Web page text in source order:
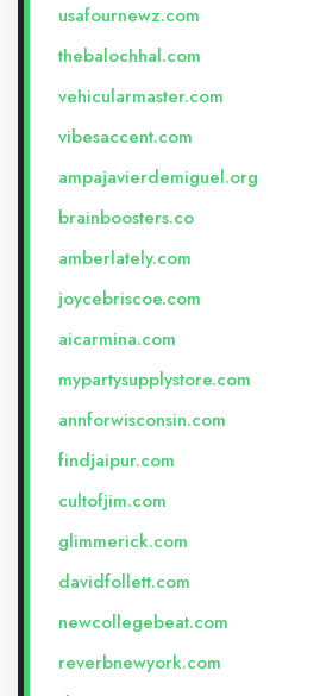
usafournewz.com
thebalochhal.com
vehicularmaster.com
vibesaccent.com
ampajavierdemiguel.org
brainboosters.co
amberlately.com
joycebriscoe.com
aicarmina.com
mypartysupplystore.com
annforwisconsin.com
findjaipur.com
cultofjim.com
glimmerick.com
davidfollett.com
newcollegebeat.com
reverbnewyork.com